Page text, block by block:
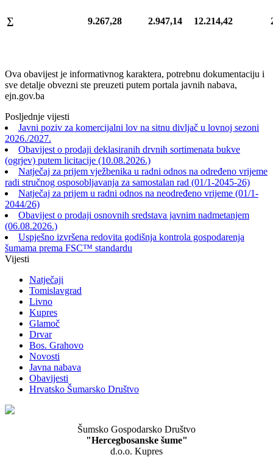
∑ 9.267,28 2.947,14 12.214,42
Ova obavijest je informativnog karaktera, potrebnu dokumentaciju i
sve detalje obvezni ste preuzeti putem portala javnih nabava,
ejn.gov.ba
Posljednje vijesti
Javni poziv za komercijalni lov na sitnu divljač u lovnoj sezoni
2026./2027.
Obavijest o prodaji deklasiranih drvnih sortimenata bukve
(ogrjev) putem licitacije (10.08.2026.)
Natječaj za prijem vježbenika u radni odnos na određeno vrijeme
radi stručnog osposobljavanja za samostalan rad (01/1-2045-26)
Natječaj za prijem u radni odnos na neodređeno vrijeme (01/1-
2044/26)
Obavijest o prodaji osnovnih sredstava javnim nadmetanjem
(06.08.2026.)
Uspješno izvršena redovita godišnja kontrola gospodarenja
šumama prema FSC™ standardu
Vijesti
Natječaji
Tomislavgrad
Livno
Kupres
Glamoč
Drvar
Bos. Grahovo
Novosti
Javna nabava
Obavijesti
Hrvatsko Šumarsko Društvo
Šumsko Gospodarsko Društvo
"Hercegbosanske šume"
d.o.o. Kupres